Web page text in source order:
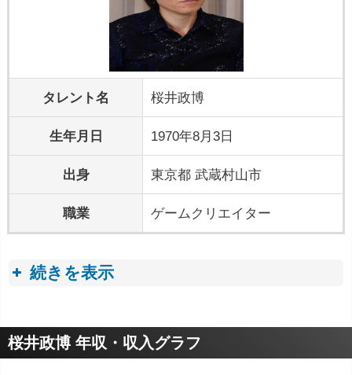
タレント名 桜井政博
生年月日 1970年8月3日
出身 東京都 武蔵村山市
職業 ゲームクリエイター
続きを表示
プロフィールトピック
桜井政博 年収・収入グラフ